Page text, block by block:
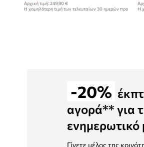
Αρχική τιμή: 249,90 €
Η χαμηλότερη τιμή των τελευταίων 30 ημερών προ
Η
-20%
αγορά** για
ενημερωτικό
Γίνετε μέλος της